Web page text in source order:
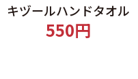
キヅールハンドタオル
550円